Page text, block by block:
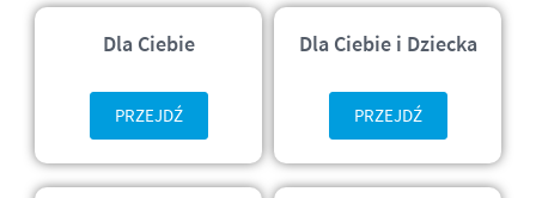
Dla Ciebie
PRZEJDŹ
Dla Ciebie i Dziecka
PRZEJDŹ